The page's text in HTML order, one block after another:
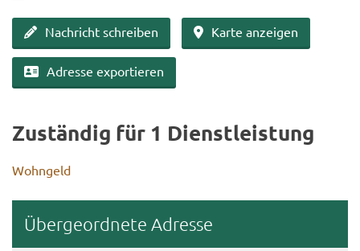
Nach­richt schrei­ben Karte an­zei­gen
Adres­se ex­por­tie­ren
Zu­stän­dig für 1 Dienst­leis­tung
Wohn­geld
Über­ge­ord­ne­te Adres­se